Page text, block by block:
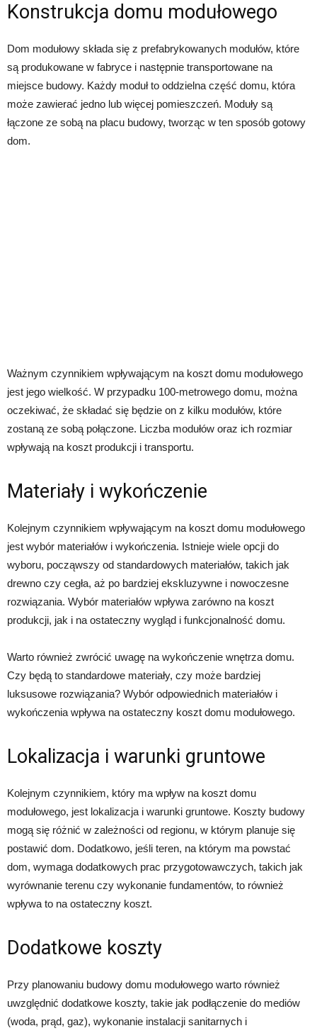
Konstrukcja domu modułowego
Dom modułowy składa się z prefabrykowanych modułów, które
są produkowane w fabryce i następnie transportowane na
miejsce budowy. Każdy moduł to oddzielna część domu, która
może zawierać jedno lub więcej pomieszczeń. Moduły są
łączone ze sobą na placu budowy, tworząc w ten sposób gotowy
dom.
Ważnym czynnikiem wpływającym na koszt domu modułowego
jest jego wielkość. W przypadku 100-metrowego domu, można
oczekiwać, że składać się będzie on z kilku modułów, które
zostaną ze sobą połączone. Liczba modułów oraz ich rozmiar
wpływają na koszt produkcji i transportu.
Materiały i wykończenie
Kolejnym czynnikiem wpływającym na koszt domu modułowego
jest wybór materiałów i wykończenia. Istnieje wiele opcji do
wyboru, począwszy od standardowych materiałów, takich jak
drewno czy cegła, aż po bardziej ekskluzywne i nowoczesne
rozwiązania. Wybór materiałów wpływa zarówno na koszt
produkcji, jak i na ostateczny wygląd i funkcjonalność domu.
Warto również zwrócić uwagę na wykończenie wnętrza domu.
Czy będą to standardowe materiały, czy może bardziej
luksusowe rozwiązania? Wybór odpowiednich materiałów i
wykończenia wpływa na ostateczny koszt domu modułowego.
Lokalizacja i warunki gruntowe
Kolejnym czynnikiem, który ma wpływ na koszt domu
modułowego, jest lokalizacja i warunki gruntowe. Koszty budowy
mogą się różnić w zależności od regionu, w którym planuje się
postawić dom. Dodatkowo, jeśli teren, na którym ma powstać
dom, wymaga dodatkowych prac przygotowawczych, takich jak
wyrównanie terenu czy wykonanie fundamentów, to również
wpływa to na ostateczny koszt.
Dodatkowe koszty
Przy planowaniu budowy domu modułowego warto również
uwzględnić dodatkowe koszty, takie jak podłączenie do mediów
(woda, prąd, gaz), wykonanie instalacji sanitarnych i